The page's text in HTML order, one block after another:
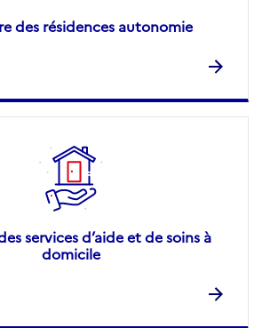
des résidences autonomie
services d’aide et de soins à
domicile